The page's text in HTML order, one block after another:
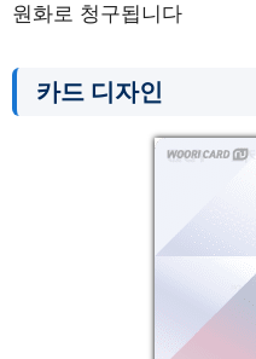
원화로 청구됩니다
카드 디자인